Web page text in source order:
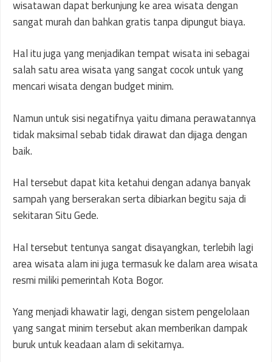
wisatawan dapat berkunjung ke area wisata dengan
sangat murah dan bahkan gratis tanpa dipungut biaya.
Hal itu juga yang menjadikan tempat wisata ini sebagai
salah satu area wisata yang sangat cocok untuk yang
mencari wisata dengan budget minim.
Namun untuk sisi negatifnya yaitu dimana perawatannya
tidak maksimal sebab tidak dirawat dan dijaga dengan
baik.
Hal tersebut dapat kita ketahui dengan adanya banyak
sampah yang berserakan serta dibiarkan begitu saja di
sekitaran Situ Gede.
Hal tersebut tentunya sangat disayangkan, terlebih lagi
area wisata alam ini juga termasuk ke dalam area wisata
resmi miliki pemerintah Kota Bogor.
Yang menjadi khawatir lagi, dengan sistem pengelolaan
yang sangat minim tersebut akan memberikan dampak
buruk untuk keadaan alam di sekitarnya.